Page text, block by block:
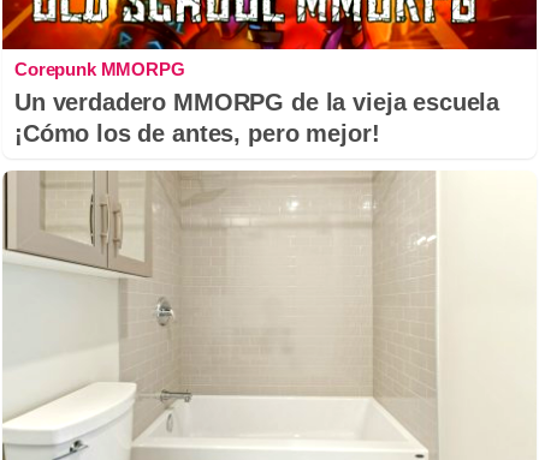
Corepunk MMORPG
Un verdadero MMORPG de la vieja escuela
¡Cómo los de antes, pero mejor!